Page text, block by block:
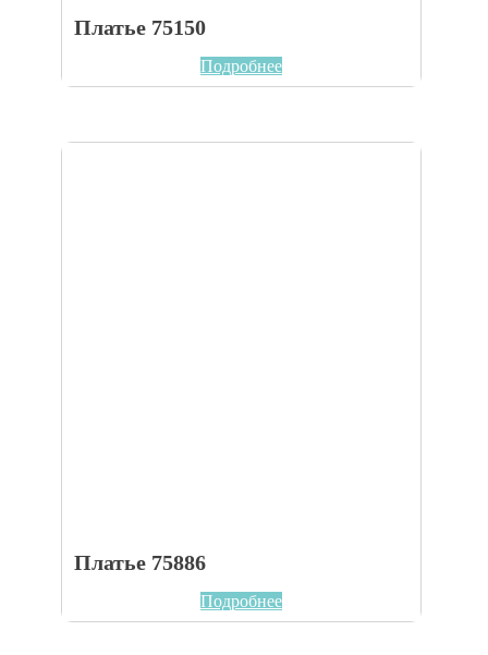
Платье 75150
Подробнее
Платье 75886
Подробнее